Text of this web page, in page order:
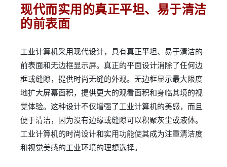
现代而实用的真正平坦、易于清洁
的前表面
工业计算机采用现代设计，具有真正平坦、易于清洁的
前表面和无边框显示屏。真正的平面设计消除了任何边
框或缝隙，提供时尚无缝的外观。无边框显示最大限度
地扩大屏幕面积，提供更大的观看面积和身临其境的视
觉体验。这种设计不仅增强了工业计算机的美感，而且
便于清洁，因为没有边缘或缝隙可以积聚灰尘或液体。
工业计算机的时尚设计和实用功能使其成为注重清洁度
和视觉美感的工业环境的理想选择。